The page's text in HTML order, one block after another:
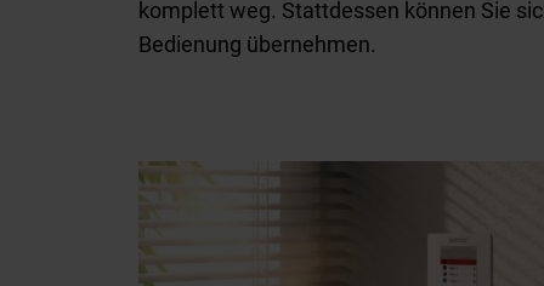
komplett weg. Stattdessen können Sie
Bedienung übernehmen.